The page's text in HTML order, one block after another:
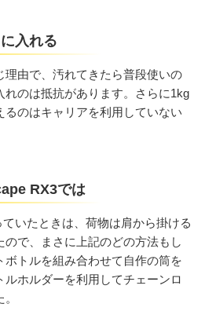
入れる
由で、汚れてきたら普段使いの
れのは抵抗があります。さらに1kg
るのはキャリアを利用していない
RX3では
いたときは、荷物は肩から掛ける
ので、まさに上記のどの方法もし
ボトルを組み合わせて自作の筒を
ルホルダーを利用してチェーンロ